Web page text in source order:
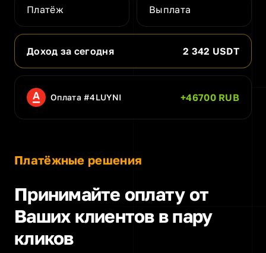
Платёж Выплата
Доход за сегодня 2 342 USDT
Оплата #4LUYNI +46700 RUB
Платёжные решения
Принимайте оплату от
Ваших клиентов в пару
кликов